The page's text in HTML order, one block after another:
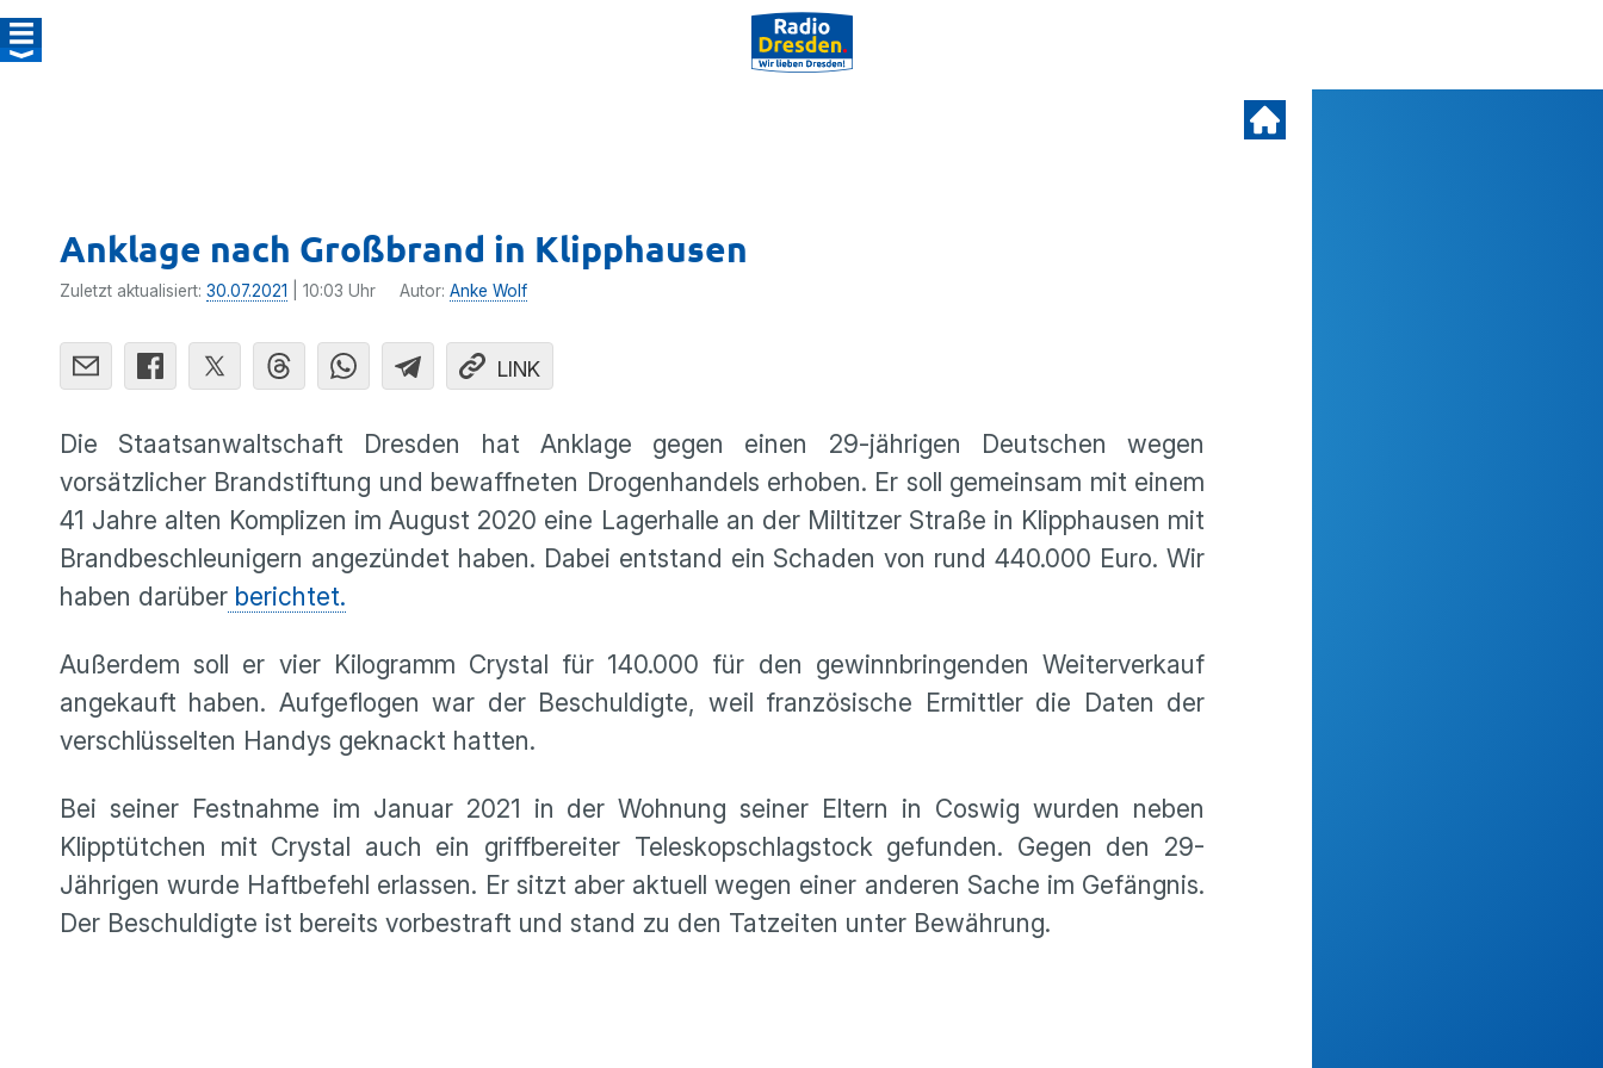
Anklage nach Großbrand in Klipphausen
Zuletzt aktualisiert: 30.07.2021 | 10:03 Uhr Autor: Anke Wolf
LINK
Die Staatsanwaltschaft Dresden hat Anklage gegen einen 29-jährigen Deutschen wegen
vorsätzlicher Brandstiftung und bewaffneten Drogenhandels erhoben. Er soll gemeinsam mit einem
41 Jahre alten Komplizen im August 2020 eine Lagerhalle an der Miltitzer Straße in Klipphausen mit
Brandbeschleunigern angezündet haben. Dabei entstand ein Schaden von rund 440.000 Euro. Wir
haben darüber berichtet.
Außerdem soll er vier Kilogramm Crystal für 140.000 für den gewinnbringenden Weiterverkauf
angekauft haben. Aufgeflogen war der Beschuldigte, weil französische Ermittler die Daten der
verschlüsselten Handys geknackt hatten.
Bei seiner Festnahme im Januar 2021 in der Wohnung seiner Eltern in Coswig wurden neben
Klipptütchen mit Crystal auch ein griffbereiter Teleskopschlagstock gefunden. Gegen den 29-
Jährigen wurde Haftbefehl erlassen. Er sitzt aber aktuell wegen einer anderen Sache im Gefängnis.
Der Beschuldigte ist bereits vorbestraft und stand zu den Tatzeiten unter Bewährung.